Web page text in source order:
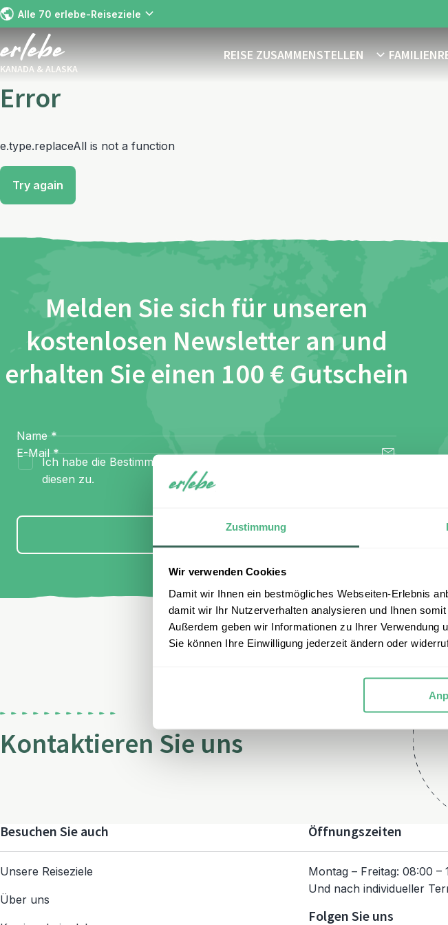
Zustimmung
Wir verwenden Cookies
Damit wir Ihnen ein bestmögliches Webseiten-Erlebnis
damit wir Ihr Nutzerverhalten analysieren und Ihnen
Außerdem geben wir Informationen zu Ihrer
Sie können Ihre Einwilligung jederzeit ändern oder
Alle 70 erlebe-Reiseziele
KANADA & ALASKA
REISE ZUSAMMENSTELLEN
Error
e.type.replaceAll is not a function
Try again
Melden Sie sich für unseren
kostenlosen Newsletter an und
erhalten Sie einen 100 € Gutschein
Name *
E-Mail *
Ich habe die Bestimmungen zum
diesen zu.
Anmelden
Kontaktieren Sie uns
Besuchen Sie auch
Unsere Reiseziele
Über uns
Öffnungszeiten
Montag – Freitag: 08:00 –
Und nach individueller
Folgen Sie uns